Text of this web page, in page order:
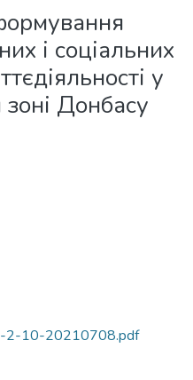
і соціальних
у
Донбасу
2-10-20210708.pdf